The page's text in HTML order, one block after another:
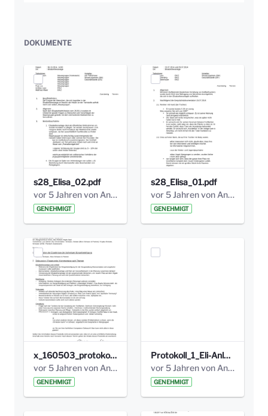
DOKUMENTE
s28_Elisa_02.pdf
vor 5 Jahren von Anni Schlumberger
GENEHMIGT
s28_Elisa_01.pdf
vor 5 Jahren von Anni Schlumberger
GENEHMIGT
x_160503_protokoll_infoabend.pdf
vor 5 Jahren von Anni Schlumberger
GENEHMIGT
Protokoll_1_Eli-Anlage_final.pdf
vor 5 Jahren von Anni Schlumberger
GENEHMIGT